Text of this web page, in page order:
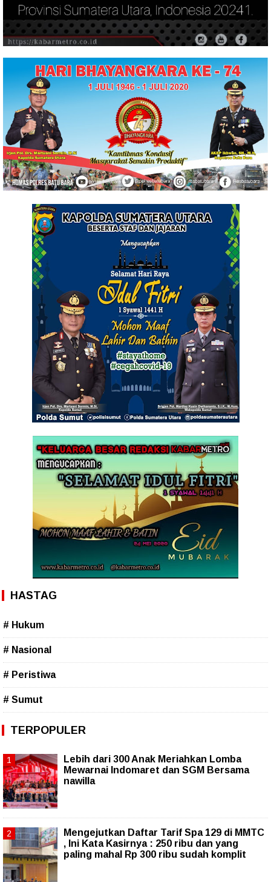
HASTAG
# Hukum
# Nasional
# Peristiwa
# Sumut
TERPOPULER
Lebih dari 300 Anak Meriahkan Lomba
Mewarnai Indomaret dan SGM Bersama
nawilla
Mengejutkan Daftar Tarif Spa 129 di MMTC
, Ini Kata Kasirnya : 250 ribu dan yang
paling mahal Rp 300 ribu sudah komplit